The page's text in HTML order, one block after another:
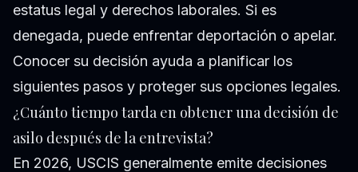
estatus legal y derechos laborales. Si es
denegada, puede enfrentar deportación o apelar.
Conocer su decisión ayuda a planificar los
siguientes pasos y proteger sus opciones legales.
¿Cuánto tiempo tarda en obtener una decisión de
asilo después de la entrevista?
En 2026, USCIS generalmente emite decisiones